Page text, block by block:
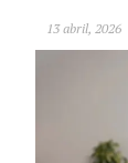
13 abril, 2026